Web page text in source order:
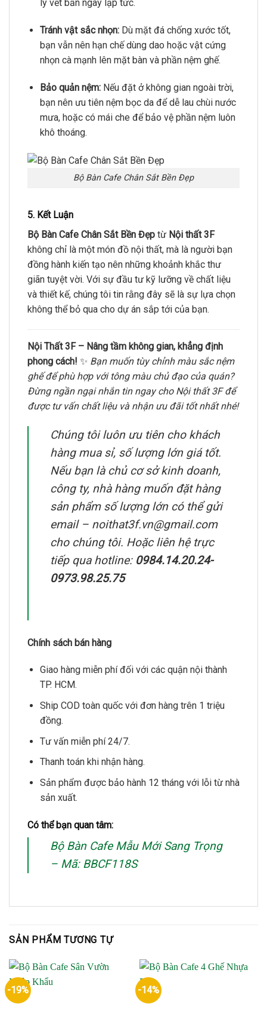
lý vết bẩn ngay lập tức.
Tránh vật sắc nhọn:Dù mặt đá chống xước tốt,
bạn vẫn nên hạn chế dùng dao hoặc vật cứng
nhọn cà mạnh lên mặt bàn và phần nệm ghế.
Bảo quản nệm:Nếu đặt ở không gian ngoài trời,
bạn nên ưu tiên nệm bọc da để dễ lau chùi nước
mưa, hoặc có mái che để bảo vệ phần nệm luôn
khô thoáng.
Bộ Bàn Cafe Chân Sắt Bền Đẹp
5. Kết Luận
Bộ Bàn Cafe Chân Sắt Bền Đẹp từ Nội thất 3F
không chỉ là một món đồ nội thất, mà là người bạn
đồng hành kiến tạo nên những khoảnh khắc thư
giãn tuyệt vời. Với sự đầu tư kỹ lưỡng về chất liệu
và thiết kế, chúng tôi tin rằng đây sẽ là sự lựa chọn
không thể bỏ qua cho dự án sắp tới của bạn.
Nội Thất 3F – Nâng tầm không gian, khẳng định
phong cách! ✨ Bạn muốn tùy chỉnh màu sắc nệm
ghế để phù hợp với tông màu chủ đạo của quán?
Đừng ngần ngại nhắn tin ngay cho Nội thất 3F để
được tư vấn chất liệu và nhận ưu đãi tốt nhất nhé!
Chúng tôi luôn ưu tiên cho khách
hàng mua sỉ, số lượng lớn giá tốt.
Nếu bạn là chủ cơ sở kinh doanh,
công ty, nhà hàng muốn đặt hàng
sản phẩm số lượng lớn có thể gửi
email – noithat3f.vn@gmail.com
cho chúng tôi. Hoặc liên hệ trực
tiếp qua hotline: 0984.14.20.24-
0973.98.25.75
Chính sách bán hàng
Giao hàng miễn phí đối với các quận nội thành
TP. HCM.
Ship COD toàn quốc với đơn hàng trên 1 triệu
đồng.
Tư vấn miễn phí 24/7.
Thanh toán khi nhận hàng.
Sản phẩm được bảo hành 12 tháng với lỗi từ nhà
sản xuất.
Có thể bạn quan tâm:
Bộ Bàn Cafe Mẫu Mới Sang Trọng
– Mã: BBCF118S
SẢN PHẨM TƯƠNG TỰ
-19% -14%